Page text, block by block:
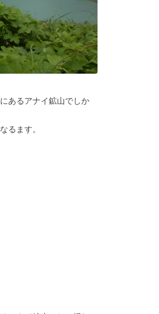
あるアナイ鉱山でしか
るます。